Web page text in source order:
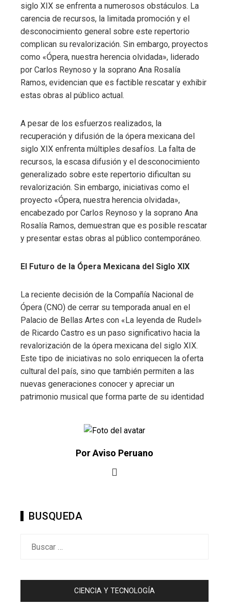
siglo XIX se enfrenta a numerosos obstáculos. La
carencia de recursos, la limitada promoción y el
desconocimiento general sobre este repertorio
complican su revalorización. Sin embargo, proyectos
como «Ópera, nuestra herencia olvidada», liderado
por Carlos Reynoso y la soprano Ana Rosalía
Ramos, evidencian que es factible rescatar y exhibir
estas obras al público actual.
A pesar de los esfuerzos realizados, la
recuperación y difusión de la ópera mexicana del
siglo XIX enfrenta múltiples desafíos. La falta de
recursos, la escasa difusión y el desconocimiento
generalizado sobre este repertorio dificultan su
revalorización. Sin embargo, iniciativas como el
proyecto «Ópera, nuestra herencia olvidada»,
encabezado por Carlos Reynoso y la soprano Ana
Rosalía Ramos, demuestran que es posible rescatar
y presentar estas obras al público contemporáneo.​
El Futuro de la Ópera Mexicana del Siglo XIX
La reciente decisión de la Compañía Nacional de
Ópera (CNO) de cerrar su temporada anual en el
Palacio de Bellas Artes con «La leyenda de Rudel»
de Ricardo Castro es un paso significativo hacia la
revalorización de la ópera mexicana del siglo XIX.
Este tipo de iniciativas no solo enriquecen la oferta
cultural del país, sino que también permiten a las
nuevas generaciones conocer y apreciar un
patrimonio musical que forma parte de su identidad
Por Aviso Peruano
BUSQUEDA
CIENCIA Y TECNOLOGÍA